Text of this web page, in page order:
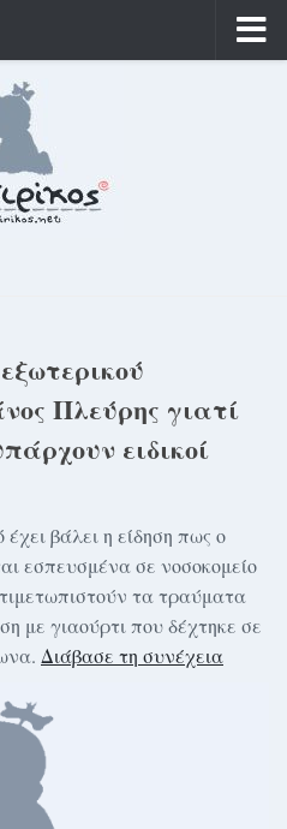
Πλεύρης γιατί
ειδικοί
βάλει η είδηση πως ο
εσπευσμένα σε νοσοκομείο
τα τραύματα
με γιαούρτι που δέχτηκε σε
Διάβασε τη συνέχεια